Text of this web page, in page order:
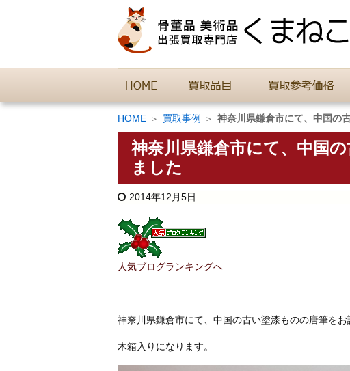
HOME 買取事例 神奈川県鎌倉市にて、中国の
神奈川県鎌倉市にて、中国
ました
2014年12月5日
人気ブログランキングへ
神奈川県鎌倉市にて、中国の古い塗漆ものの唐筆をお
木箱入りになります。